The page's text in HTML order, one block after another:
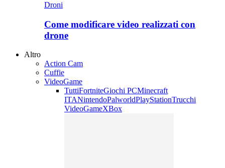
Droni
Come modificare video realizzati con
drone
Altro
Action Cam
Cuffie
VideoGame
TuttiFortniteGiochi PCMinecraft
ITANintendoPalworldPlayStationTrucchi
VideoGameXBox